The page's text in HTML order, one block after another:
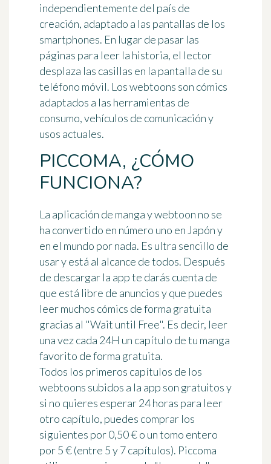
independientemente del país de
creación, adaptado a las pantallas de los
smartphones. En lugar de pasar las
páginas para leer la historia, el lector
desplaza las casillas en la pantalla de su
teléfono móvil. Los webtoons son cómics
adaptados a las herramientas de
consumo, vehículos de comunicación y
usos actuales.
PICCOMA, ¿CÓMO
FUNCIONA?
La aplicación de manga y webtoon no se
ha convertido en número uno en Japón y
en el mundo por nada. Es ultra sencillo de
usar y está al alcance de todos. Después
de descargar la app te darás cuenta de
que está libre de anuncios y que puedes
leer muchos cómics de forma gratuita
gracias al "Wait until Free". Es decir, leer
una vez cada 24H un capítulo de tu manga
favorito de forma gratuita.
Todos los primeros capítulos de los
webtoons subidos a la app son gratuitos y
si no quieres esperar 24 horas para leer
otro capítulo, puedes comprar los
siguientes por 0,50 € o un tomo entero
por 5 € (entre 5 y 7 capítulos). Piccoma